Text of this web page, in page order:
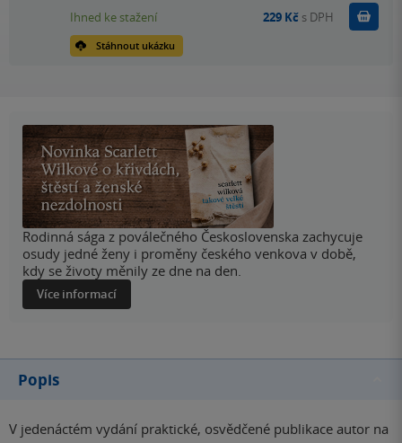
Stáhnout ukázku
Ihned ke stažení 229 Kč s DPH Koupit
Rodinná sága z poválečného Československa zachycuje
osudy jedné ženy i proměny českého venkova v době,
kdy se životy měnily ze dne na den.
Více informací
Popis
V jedenáctém vydání praktické, osvědčené publikace autor na